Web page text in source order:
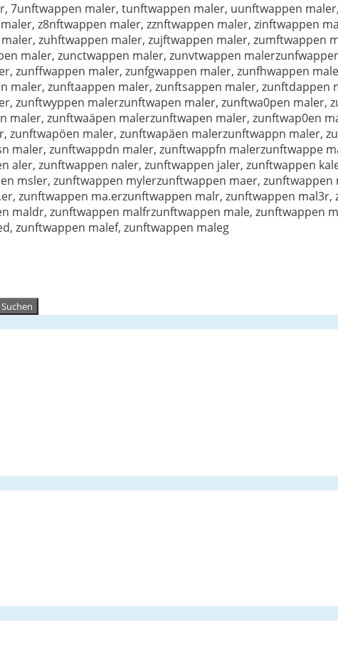
7unftwappen maler, tunftwappen maler, uunftwappen
z8nftwappen maler, zznftwappen maler, zinftwappen
zuhftwappen maler, zujftwappen maler, zumftwappen
maler, zunctwappen maler, zunvtwappen
zunffwappen maler, zunfgwappen maler, zunfhwappen
maler, zunftaappen maler, zunftsappen maler,
zunftwyppen malerzunftwapen maler, zunftwa0pen maler,
maler, zunftwaäpen malerzunftwapen maler, zunftwap0en
zunftwapöen maler, zunftwapäen malerzunftwappn maler,
maler, zunftwappdn maler, zunftwappfn malerzunftwappe
aler, zunftwappen naler, zunftwappen jaler, zunftwappen
msler, zunftwappen mylerzunftwappen maer,
zunftwappen ma.erzunftwappen malr, zunftwappen
maldr, zunftwappen malfrzunftwappen male, zunftwappen
zunftwappen malef, zunftwappen maleg